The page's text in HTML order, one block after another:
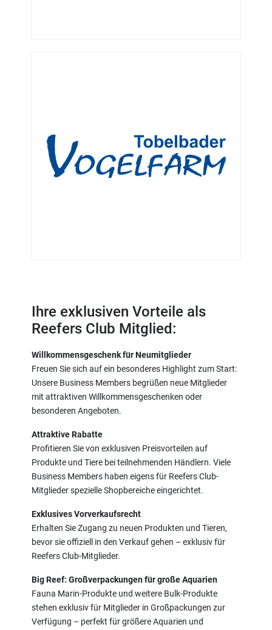
Ihre exklusiven Vorteile als
Reefers Club Mitglied:
Willkommensgeschenk für Neumitglieder
Freuen Sie sich auf ein besonderes Highlight zum Start:
Unsere Business Members begrüßen neue Mitglieder
mit attraktiven Willkommensgeschenken oder
besonderen Angeboten.
Attraktive Rabatte
Profitieren Sie von exklusiven Preisvorteilen auf
Produkte und Tiere bei teilnehmenden Händlern. Viele
Business Members haben eigens für Reefers Club-
Mitglieder spezielle Shopbereiche eingerichtet.
Exklusives Vorverkaufsrecht
Erhalten Sie Zugang zu neuen Produkten und Tieren,
bevor sie offiziell in den Verkauf gehen – exklusiv für
Reefers Club-Mitglieder.
Big Reef: Großverpackungen für große Aquarien
Fauna Marin-Produkte und weitere Bulk-Produkte
stehen exklusiv für Mitglieder in Großpackungen zur
Verfügung – perfekt für größere Aquarien und